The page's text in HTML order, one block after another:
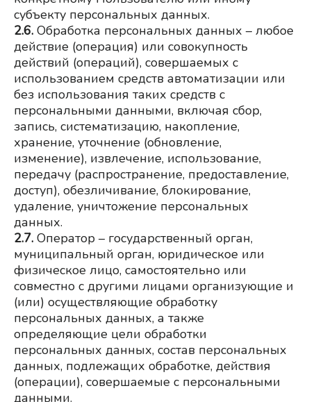
субъекту персональных данных.
2.6. Обработка персональных данных – любое
действие (операция) или совокупность
действий (операций), совершаемых с
использованием средств автоматизации или
без использования таких средств с
персональными данными, включая сбор,
запись, систематизацию, накопление,
хранение, уточнение (обновление,
изменение), извлечение, использование,
передачу (распространение, предоставление,
доступ), обезличивание, блокирование,
удаление, уничтожение персональных
данных.
2.7. Оператор – государственный орган,
муниципальный орган, юридическое или
физическое лицо, самостоятельно или
совместно с другими лицами организующие и
(или) осуществляющие обработку
персональных данных, а также
определяющие цели обработки
персональных данных, состав персональных
данных, подлежащих обработке, действия
(операции), совершаемые с персональными
данными.